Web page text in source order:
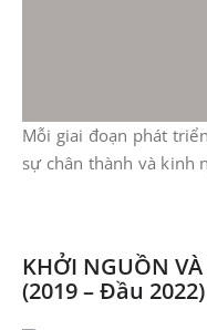
​Mỗi giai đoạn phát
sự chân thành và kinh
KHỞI NGUỒN
(2019 – Đầu 2022)